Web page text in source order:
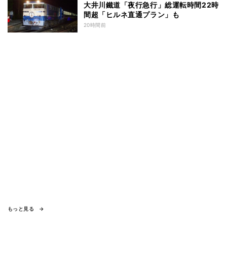
大井川鐵道「夜行急行」総運転時間22時
間超「ヒルネ直通プラン」も
20時間前
もっと見る